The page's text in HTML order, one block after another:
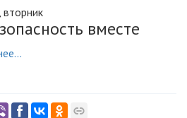
вторник
вместе